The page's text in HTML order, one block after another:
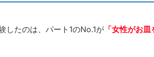
したのは、パート1のNo.1が 「女性がお